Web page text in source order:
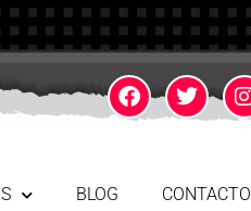
BLOG CONTACTO